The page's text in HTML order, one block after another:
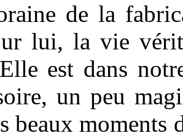
de la
lui, la vie
est dans
un peu
beaux moments